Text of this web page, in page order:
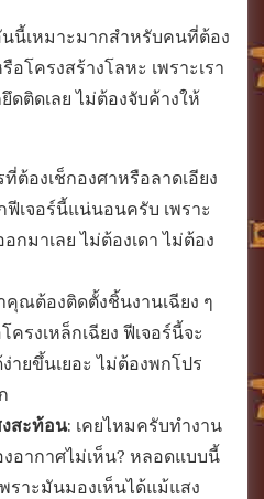
นนี้เหมาะมากสำหรับคนที่ต้อง
โครงสร้างโลหะ เพราะเรา
ติดเลย ไม่ต้องจับค้างให้
ที่ต้องเช็กองศาหรือลาดเอียง
ฟีเจอร์นี้แน่นอนครับ เพราะ
กมาเลย ไม่ต้องเดา ไม่ต้อง
คุณต้องติดตั้งชิ้นงานเฉียง ๆ
ครงเหล็กเฉียง ฟีเจอร์นี้จะ
ยขึ้นเยอะ ไม่ต้องพกโปร
สะท้อน: เคยไหมครับทำงาน
อากาศไม่เห็น? หลอดแบบนี้
ราะมันมองเห็นได้แม้แสง